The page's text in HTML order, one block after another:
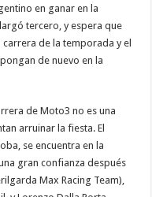
en ganar en la
tercero, y espera que
de la temporada y el
de nuevo en la
de Moto3 no es una
arruinar la fiesta. El
se encuentra en la
gran confianza después
Max Racing Team),